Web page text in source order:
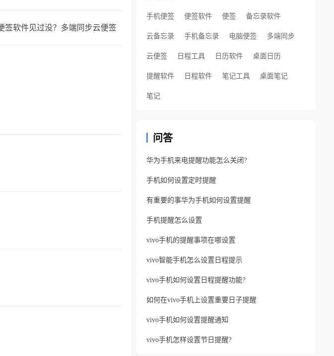
签软件见过没？多端同步云便签
手机便签 便签软件 便签 备忘录软件
云备忘录 手机备忘录 电脑便签 多端同步
云便签 日程工具 日历软件 桌面日历
提醒软件 日程软件 笔记工具 桌面笔记
笔记
问答
华为手机来电提醒功能怎么关闭?
手机如何设置定时提醒
有重要的事华为手机如何设置提醒
手机提醒怎么设置
vivo手机的提醒事项在哪设置
vivo智能手机怎么设置日程提示
vivo手机如何设置日程提醒功能?
如何在vivo手机上设置重要日子提醒
vivo手机如何设置提醒通知
vivo手机怎样设置节日提醒?